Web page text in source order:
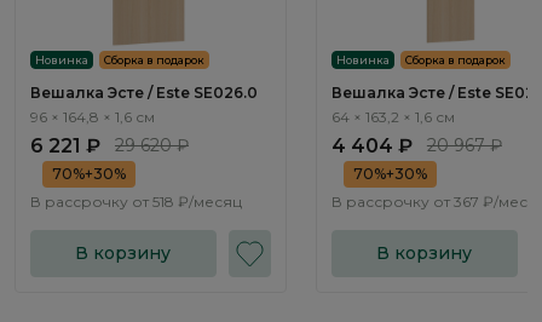
Новинка Сборка в подарок
Вешалка Эсте / Este SE026.0
96 × 164,8 × 1,6 см
6 221 ₽ 29 620 ₽
70%+30%
В рассрочку от 518 ₽/месяц
В корзину
Новинка Сборка в подарок
Вешалка Эсте / Este
64 × 163,2 × 1,6 см
4 404 ₽ 20 967 ₽
70%+30%
В рассрочку от 367 ₽/
В корзину